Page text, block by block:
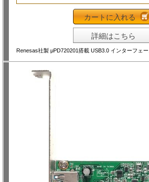
カートに入れる
詳細はこちら
Renesas社製 μPD720201搭載 USB3.0 インターフェ